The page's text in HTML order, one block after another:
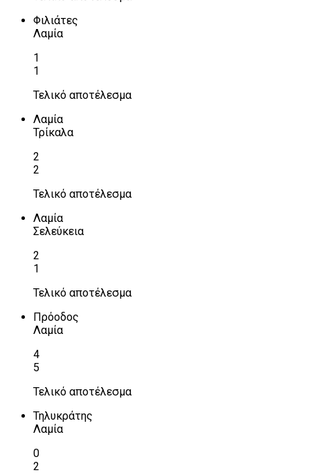
Φιλιάτες
Λαμία
1
1
Τελικό αποτέλεσμα
Λαμία
Τρίκαλα
2
2
Τελικό αποτέλεσμα
Λαμία
Σελεύκεια
2
1
Τελικό αποτέλεσμα
Πρόοδος
Λαμία
4
5
Τελικό αποτέλεσμα
Τηλυκράτης
Λαμία
0
2